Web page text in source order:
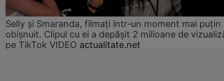
Selly și Smaranda, filmați într-un moment mai puțin
obișnuit. Clipul cu ei a depășit 2 milioane de
pe TikTok VIDEO actualitate.net